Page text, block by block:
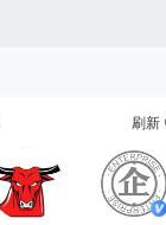
刷新